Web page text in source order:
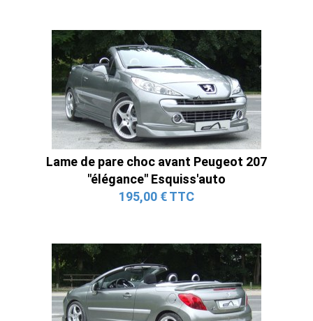
Lame de pare choc avant Peugeot 207
"élégance" Esquiss'auto
195,00 € TTC